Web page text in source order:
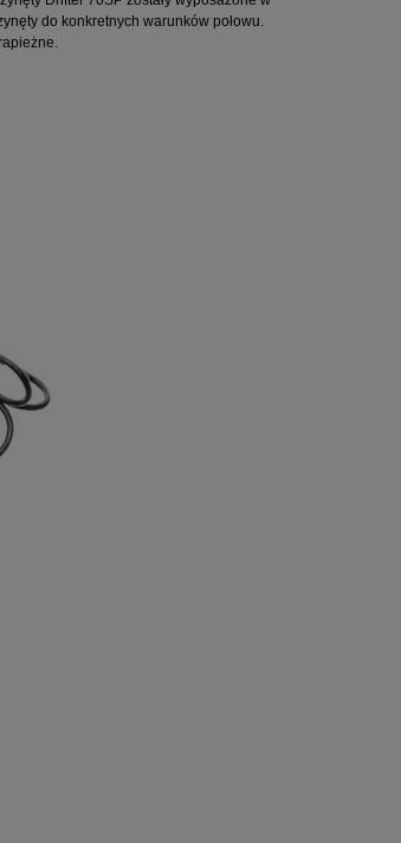
do konkretnych warunków połowu.